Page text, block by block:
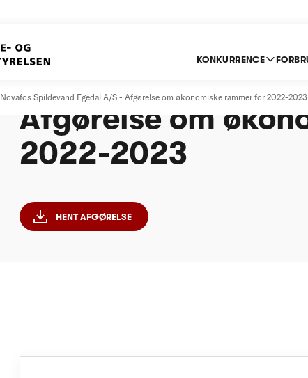
KONKURRENCE
Novafos Spildevand Egedal A/S - Afgørelse om økonomiske rammer for 2022-2023
Afgørelse om
2022-2023
HENT AFGØRELSE